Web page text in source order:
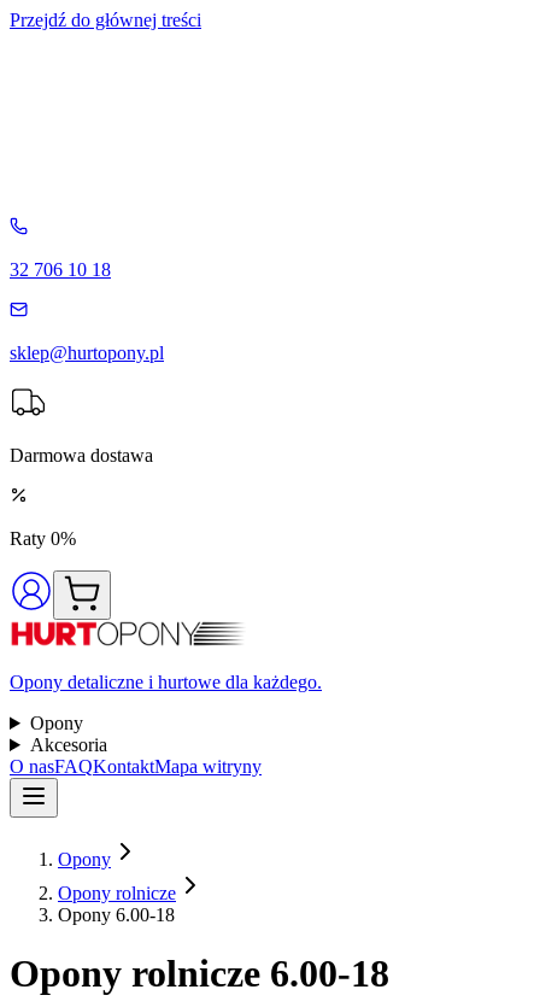
Przejdź do głównej treści
32 706 10 18
sklep@hurtopony.pl
Darmowa dostawa
Raty 0%
Opony detaliczne i hurtowe dla każdego.
Opony
Akcesoria
O nasFAQKontaktMapa witryny
Opony
Opony rolnicze
Opony 6.00-18
Opony rolnicze 6.00-18